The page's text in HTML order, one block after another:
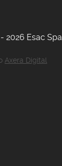
2026 Esac Spa
Axera Digital